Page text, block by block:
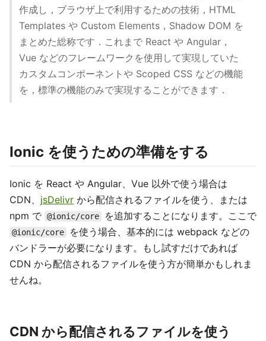
作成し，ブラウザ上で利用するための技術，HTML
Templates や Custom Elements，Shadow DOM を
まとめた総称です．これまで React や Angular，
Vue などのフレームワークを使用して実現していた
カスタムコンポーネントや Scoped CSS などの機能
を，標準の機能のみで実現することができます．
Ionic を使うための準備をする
Ionic を React や Angular、Vue 以外で使う場合は
CDN、 jsDelivr から配信されるファイルを使う、または
npm で @ionic/core を追加することになります。ここで
@ionic/core
を使う場合、基本的には webpack などの
バンドラーが必要になります。もし試すだけであれば
CDN から配信されるファイルを使う方が簡単かもしれま
せんね。
CDN から配信されるファイルを使う